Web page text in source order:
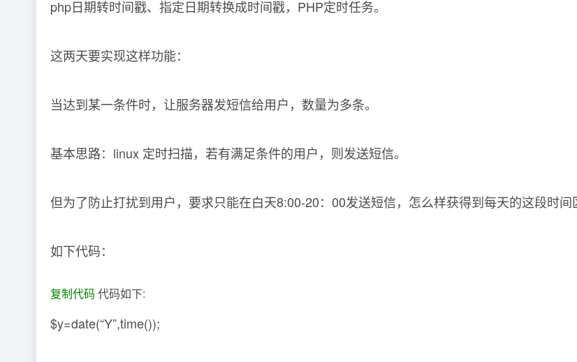
php日期转时间戳、指定日期转换成时间戳，PHP定时任务。
这两天要实现这样功能：
当达到某一条件时，让服务器发短信给用户，数量为多条。
基本思路：linux 定时扫描，若有满足条件的用户，则发送短信。
但为了防止打扰到用户，要求只能在白天8:00-20：00发送短信，怎么样获得到每天的这段时间
如下代码：
复制代码 代码如下:
$y=date(“Y”,time());